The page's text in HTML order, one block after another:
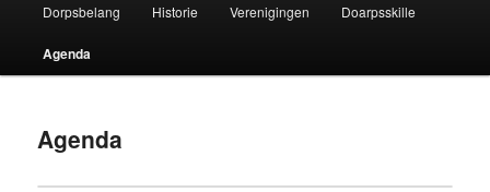
naar
de
inhoud
Dorpsbelang Historie Verenigingen Doarpsskille
Agenda
Agenda